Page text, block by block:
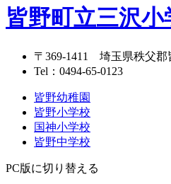
カ
イ
皆野町立三沢小
〒369-1411 埼玉県秩父郡
Tel： 0494-65-0123
皆野幼稚園
皆野小学校
国神小学校
皆野中学校
PC版に切り替える